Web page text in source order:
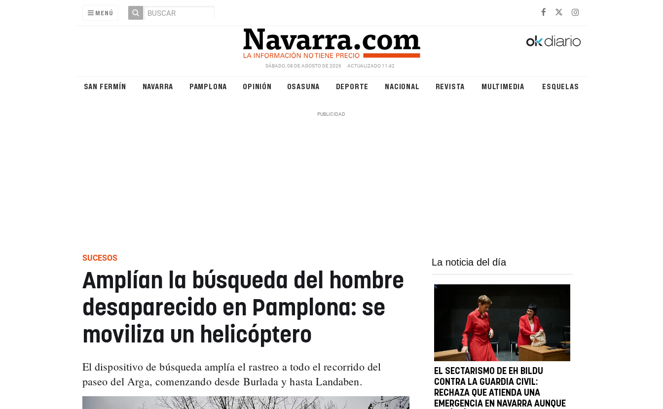
MENÚ
SÁBADO, 08 DE AGOSTO DE 2026 ACTUALIZADO 11:42
SAN FERMÍN NAVARRA PAMPLONA OPINIÓN OSASUNA DEPORTE NACIONAL REVISTA MULTIMEDIA ESQUELAS
SUCESOS
Amplían la búsqueda del hombre
desaparecido en Pamplona: se
moviliza un helicóptero
El dispositivo de búsqueda amplía el rastreo a todo el recorrido del
paseo del Arga, comenzando desde Burlada y hasta Landaben.
La noticia del día
EL SECTARISMO DE EH BILDU
CONTRA LA GUARDIA CIVIL:
RECHAZA QUE ATIENDA UNA
EMERGENCIA EN NAVARRA AUNQUE